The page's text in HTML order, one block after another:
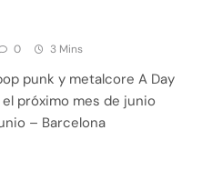
0 3 Mins
punk y metalcore A Day
el próximo mes de junio
– Barcelona